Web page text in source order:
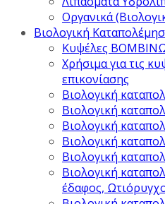
Οργανικά
Βιολογική
Κυψέλες
Χρήσιμα για τις
επικονίασης
Βιολογική
Βιολογική
Βιολογική
Βιολογική
Βιολογική
Βιολογική
έδαφος,